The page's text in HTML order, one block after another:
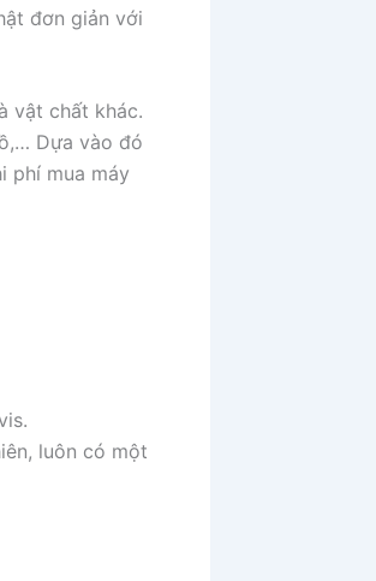
đơn giản với
vật chất khác.
Dựa vào đó
phí mua máy
luôn có một